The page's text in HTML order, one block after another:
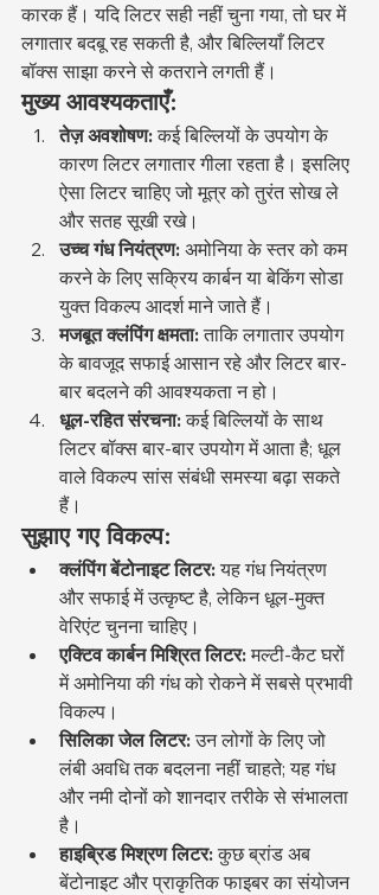
कारक हैं। यदि लिटर सही नहीं चुना गया, तो घर में
लगातार बदबू रह सकती है, और बिल्लियाँ लिटर
बॉक्स साझा करने से कतराने लगती हैं।
मुख्य आवश्यकताएँ:
तेज़ अवशोषण: कई बिल्लियों के उपयोग के
कारण लिटर लगातार गीला रहता है। इसलिए
ऐसा लिटर चाहिए जो मूत्र को तुरंत सोख ले
और सतह सूखी रखे।
उच्च गंध नियंत्रण: अमोनिया के स्तर को कम
करने के लिए सक्रिय कार्बन या बेकिंग सोडा
युक्त विकल्प आदर्श माने जाते हैं।
मजबूत क्लंपिंग क्षमता: ताकि लगातार उपयोग
के बावजूद सफाई आसान रहे और लिटर बार-
बार बदलने की आवश्यकता न हो।
धूल-रहित संरचना: कई बिल्लियों के साथ
लिटर बॉक्स बार-बार उपयोग में आता है; धूल
वाले विकल्प सांस संबंधी समस्या बढ़ा सकते
हैं।
सुझाए गए विकल्प:
क्लंपिंग बेंटोनाइट लिटर: यह गंध नियंत्रण
और सफाई में उत्कृष्ट है, लेकिन धूल-मुक्त
वेरिएंट चुनना चाहिए।
एक्टिव कार्बन मिश्रित लिटर: मल्टी-कैट घरों
में अमोनिया की गंध को रोकने में सबसे प्रभावी
विकल्प।
सिलिका जेल लिटर: उन लोगों के लिए जो
लंबी अवधि तक बदलना नहीं चाहते; यह गंध
और नमी दोनों को शानदार तरीके से संभालता
है।
हाइब्रिड मिश्रण लिटर: कुछ ब्रांड अब
बेंटोनाइट और प्राकृतिक फाइबर का संयोजन